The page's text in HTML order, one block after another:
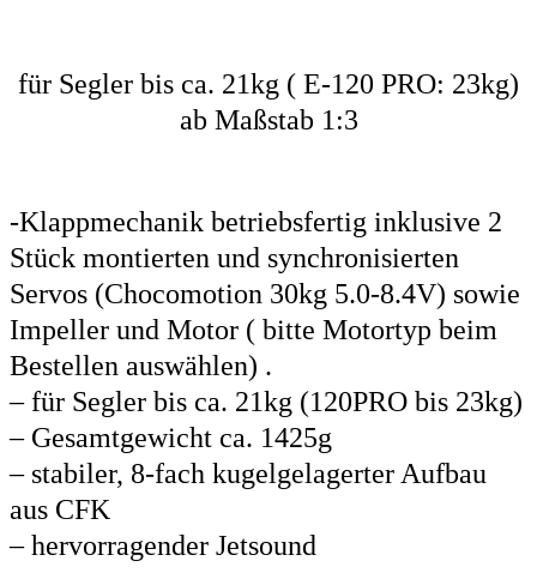
für Segler bis ca. 21kg ( E-120 PRO: 23kg)
ab Maßstab 1:3
-Klappmechanik betriebsfertig inklusive 2
Stück montierten und synchronisierten
Servos (Chocomotion 30kg 5.0-8.4V) sowie
Impeller und Motor ( bitte Motortyp beim
Bestellen auswählen) .
– für Segler bis ca. 21kg (120PRO bis 23kg)
– Gesamtgewicht ca. 1425g
– stabiler, 8-fach kugelgelagerter Aufbau
aus CFK
– hervorragender Jetsound